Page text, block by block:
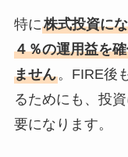
特に株式投資に
４％の運用益を
ません。FIRE後
るためにも、投
要になります。